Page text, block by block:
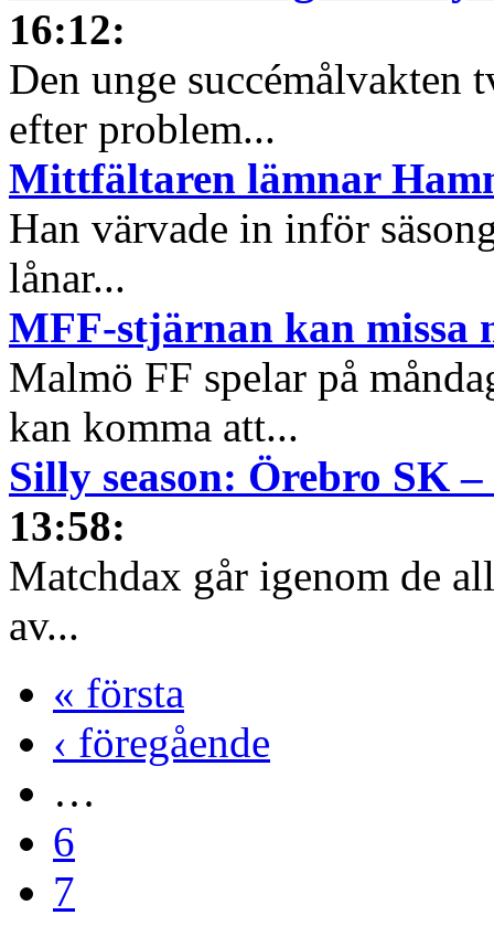
16:12:
Den unge succémålvakten
efter problem...
Mittfältaren lämnar
Han värvade in inför
lånar...
MFF-stjärnan kan missa
Malmö FF spelar på
kan komma att...
Silly season: Örebro SK
13:58:
Matchdax går igenom de
av...
« första
‹ föregående
…
6
7